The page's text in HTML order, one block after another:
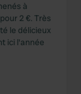
à
2 €. Très
le délicieux
ici l'année